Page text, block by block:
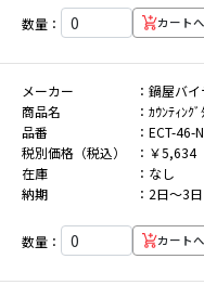
数量： カートへ
メーカー
鍋屋バ
商品名
ｶｳﾝﾃｨﾝｸ
品番
ECT-46-N
税別価格（税込）
￥5,634
在庫
なし
納期
2日～3日
数量： カートへ